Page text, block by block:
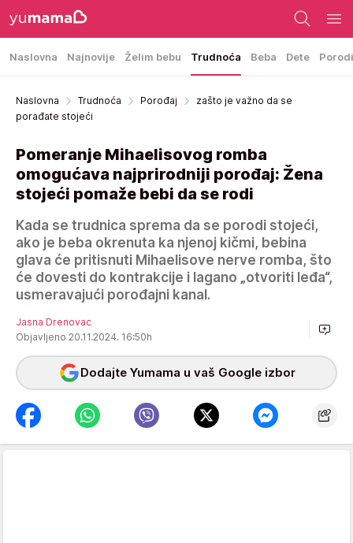
Naslovna Najnovije Želim bebu Trudnoća Beba Dete
Naslovna Trudnoća Porođaj
zašto je važno da se
porađate stojeći
Pomeranje Mihaelisovog romba
omogućava najprirodniji porođaj: Žena
stojeći pomaže bebi da se rodi
Kada se trudnica sprema da se porodi stojeći,
ako je beba okrenuta ka njenoj kičmi, bebina
glava će pritisnuti Mihaelisove nerve romba, što
će dovesti do kontrakcije i lagano „otvoriti leđa“,
usmeravajući porođajni kanal.
Jasna Drenovac
Objavljeno 20.11.2024. 16:50h
Dodajte Yumama u vaš Google izbor